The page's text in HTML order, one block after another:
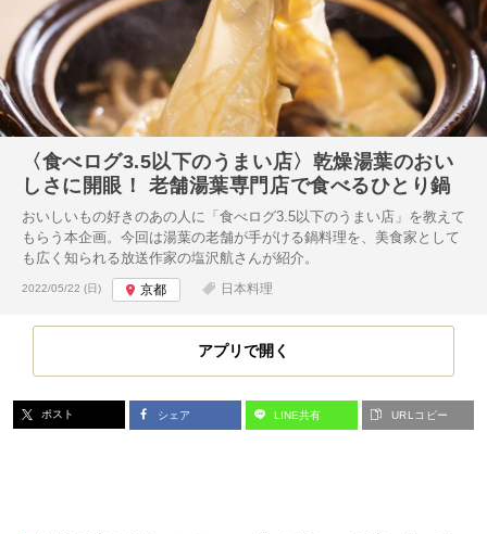
〈食べログ3.5以下のうまい店〉乾燥湯葉のおい
しさに開眼！ 老舗湯葉専門店で食べるひとり鍋
おいしいもの好きのあの人に「食べログ3.5以下のうまい店」を教えて
もらう本企画。今回は湯葉の老舗が手がける鍋料理を、美食家として
も広く知られる放送作家の塩沢航さんが紹介。
投稿日:
2022/05/22 (日) 京都 日本料理
アプリで開く
ポスト シェア LINE共有 URLコピー